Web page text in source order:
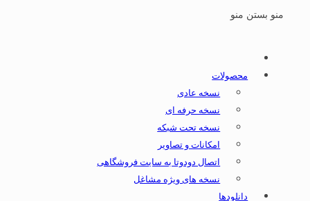
منو بستن منو
محصولات
نسخه عادی
نسخه حرفه ای
نسخه تحت شبکه
امکانات و تصاویر
اتصال دودوتا به سایت فروشگاهی
نسخه های ویژه مشاغل
دانلودها